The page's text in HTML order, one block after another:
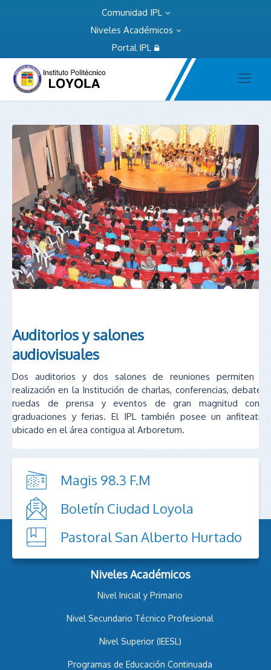
Comunidad IPL
Niveles Académicos
Portal IPL
Auditorios y salones
audiovisuales
Dos auditorios y dos salones de reuniones permiten la
realización en la Institución de charlas, conferencias, debates,
ruedas de prensa y eventos de gran magnitud como
graduaciones y ferias. El IPL también posee un anfiteatro,
ubicado en el área contigua al Arboretum.
Magis 98.3 F.M
Boletín Ciudad Loyola
Pastoral San Alberto Hurtado
Niveles Académicos
Nivel Inicial y Primario
Nivel Secundario Técnico Profesional
Nivel Superior (IEESL)
Programas de Educación Continuada